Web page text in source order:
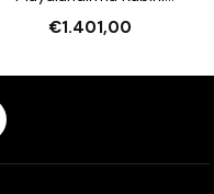
(8×600×400 mm Tepsi
Kapasiteli)
€1.401,00